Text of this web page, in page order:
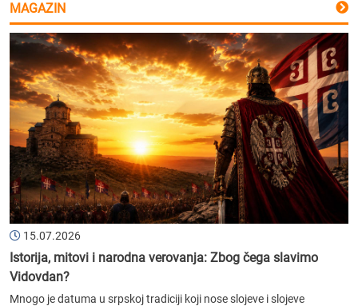
MAGAZIN
15.07.2026
Istorija, mitovi i narodna verovanja: Zbog čega slavimo
Vidovdan?
Mnogo je datuma u srpskoj tradiciji koji nose slojeve i slojeve